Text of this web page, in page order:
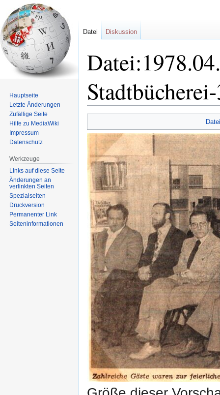
Navigation
springen
Suche
springen
Datei Diskussion
Hauptseite
Letzte Änderungen
Zufällige Seite
Hilfe zu MediaWiki
Impressum
Datenschutz
Werkzeuge
Links auf diese Seite
Änderungen an
verlinkten Seiten
Spezialseiten
Druckversion
Permanenter Link
Seiten­informationen